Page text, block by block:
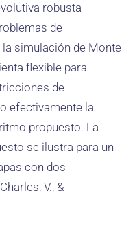
robusta
de
simulación de Monte
flexible para
de
efectivamente la
propuesto. La
se ilustra para un
con dos
V., &